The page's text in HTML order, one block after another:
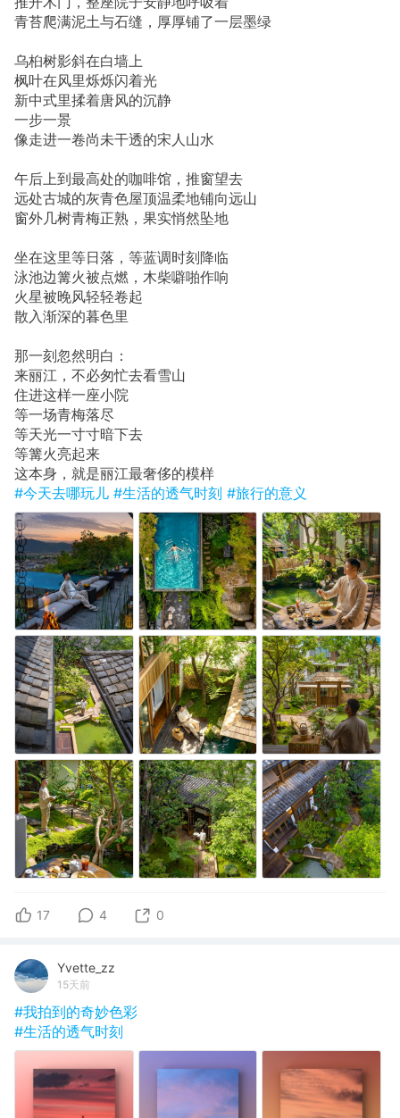
青苔爬满泥土与石缝，厚厚铺了一层墨绿
乌桕树影斜在白墙上
枫叶在风里烁烁闪着光
新中式里揉着唐风的沉静
一步一景
像走进一卷尚未干透的宋人山水
午后上到最高处的咖啡馆，推窗望去
远处古城的灰青色屋顶温柔地铺向远山
窗外几树青梅正熟，果实悄然坠地
坐在这里等日落，等蓝调时刻降临
泳池边篝火被点燃，木柴噼啪作响
火星被晚风轻轻卷起
散入渐深的暮色里
那一刻忽然明白：
来丽江，不必匆忙去看雪山
住进这样一座小院
等一场青梅落尽
等天光一寸寸暗下去
等篝火亮起来
这本身，就是丽江最奢侈的模样
#今天去哪玩儿 #生活的透气时刻 #旅行的意义
17 4 0
Yvette_zz
15天前
#我拍到的奇妙色彩
#生活的透气时刻